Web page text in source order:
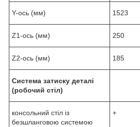
Y-ось (мм) 1523
Z1-ось (мм) 250
Z2-ось (мм) 185
Система затиску деталі
(робочий стіл)
консольний стіл із
безшланговою системою
+